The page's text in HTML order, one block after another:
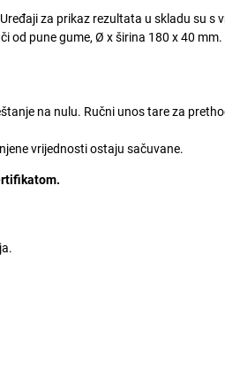
za prikaz rezultata u skladu su s
pune gume, Ø x širina 180 x 40
na nulu. Ručni unos tare za
vrijednosti ostaju sačuvane.